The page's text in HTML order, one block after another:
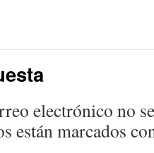
electrónico no
están marcados